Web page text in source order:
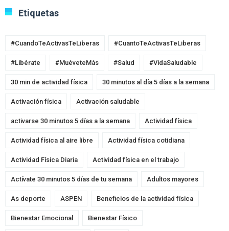
Etiquetas
#CuandoTeActivasTeLiberas #CuantoTeActivasTeLiberas
#Libérate #MuéveteMás #Salud #VidaSaludable
30 min de actividad física 30 minutos al día 5 días a la semana
Activación física Activación saludable
activarse 30 minutos 5 días a la semana Actividad física
Actividad física al aire libre Actividad física cotidiana
Actividad Física Diaria Actividad física en el trabajo
Actívate 30 minutos 5 días de tu semana Adultos mayores
As deporte ASPEN Beneficios de la actividad física
Bienestar Emocional Bienestar Físico